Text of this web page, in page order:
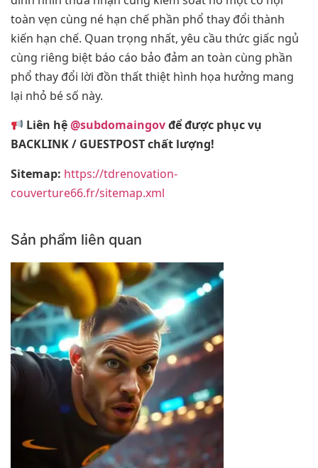
toàn vẹn cùng né hạn chế phần phổ thay đổi thành
kiến hạn chế. Quan trọng nhất, yêu cầu thức giấc ngủ
cùng riêng biệt báo cáo bảo đảm an toàn cùng phần
phổ thay đổi lời đồn thất thiệt hình họa hưởng mang
lại nhỏ bé số này.
Liên hệ@subdomaingovđể được phục vụ
BACKLINK / GUESTPOST chất lượng!
Sitemap: https://tdrenovation-
couverture66.fr/sitemap.xml
Sản phẩm liên quan